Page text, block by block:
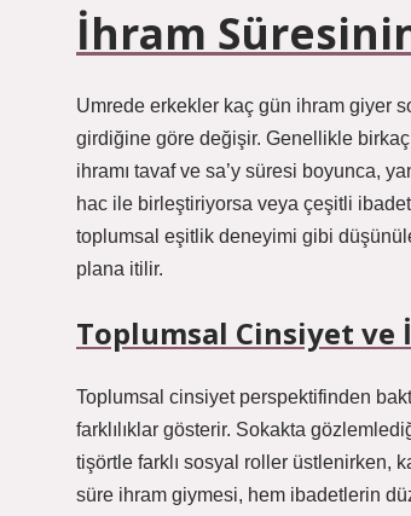
İhram
Umrede erkekler kaç gün ihram giyer
girdiğine göre değişir. Genellikle birkaç
ihramı tavaf ve sa’y süresi boyunca,
hac ile birleştiriyorsa veya çeşitli
toplumsal eşitlik deneyimi gibi
plana itilir.
Toplumsal Cinsiyet ve
Toplumsal cinsiyet perspektifinden
farklılıklar gösterir. Sokakta
tişörtle farklı sosyal roller üstlenirken,
süre ihram giymesi, hem ibadetlerin